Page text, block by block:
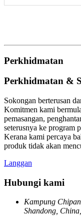
Perkhidmatan
Perkhidmatan &
Sokongan berterusan
Komitmen kami
pemasangan,
seterusnya ke program
Kerana kami percaya
produk tidak akan
Langgan
Hubungi kami
Kampung
Shandong,